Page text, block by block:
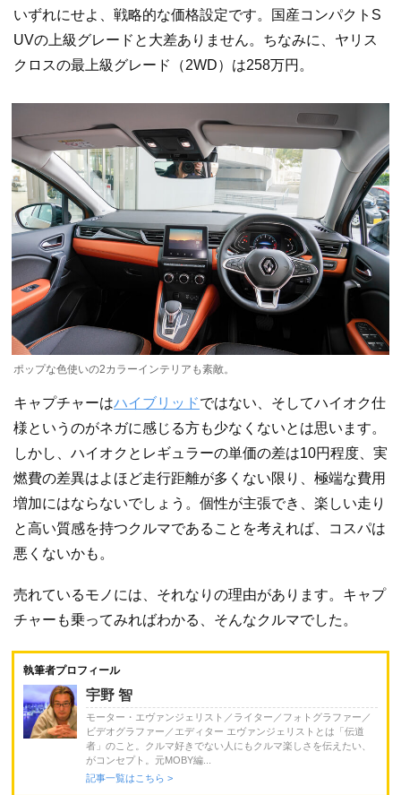
いずれにせよ、戦略的な価格設定です。国産コンパクトS
UVの上級グレードと大差ありません。ちなみに、ヤリス
クロスの最上級グレード（2WD）は258万円。
ポップな色使いの2カラーインテリアも素敵。
キャプチャーはハイブリッドではない、そしてハイオク仕
様というのがネガに感じる方も少なくないとは思います。
しかし、ハイオクとレギュラーの単価の差は10円程度、実
燃費の差異はよほど走行距離が多くない限り、極端な費用
増加にはならないでしょう。個性が主張でき、楽しい走り
と高い質感を持つクルマであることを考えれば、コスパは
悪くないかも。
売れているモノには、それなりの理由があります。キャプ
チャーも乗ってみればわかる、そんなクルマでした。
執筆者プロフィール
宇野 智
モーター・エヴァンジェリスト／ライター／フォトグラファー／
ビデオグラファー／エディター エヴァンジェリストとは「伝道
者」のこと。クルマ好きでない人にもクルマ楽しさを伝えたい、
がコンセプト。元MOBY編...
記事一覧はこちら >